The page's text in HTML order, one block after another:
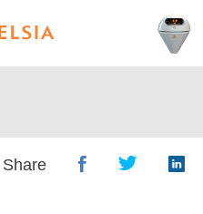
Share